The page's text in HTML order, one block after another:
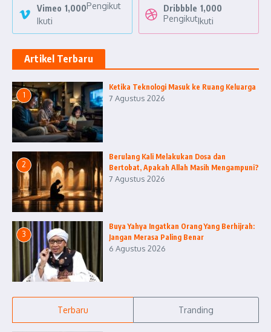
Vimeo 1,000Pengikut
Ikuti
Dribbble 1,000
PengikutIkuti
Artikel Terbaru
1
Ketika Teknologi Masuk ke Ruang Keluarga
7 Agustus 2026
2
Berulang Kali Melakukan Dosa dan
Bertobat, Apakah Allah Masih Mengampuni?
7 Agustus 2026
3
Buya Yahya Ingatkan Orang Yang Berhijrah:
Jangan Merasa Paling Benar
6 Agustus 2026
Terbaru Tranding